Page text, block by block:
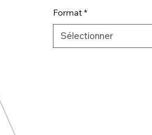
Format *
Sélectionner